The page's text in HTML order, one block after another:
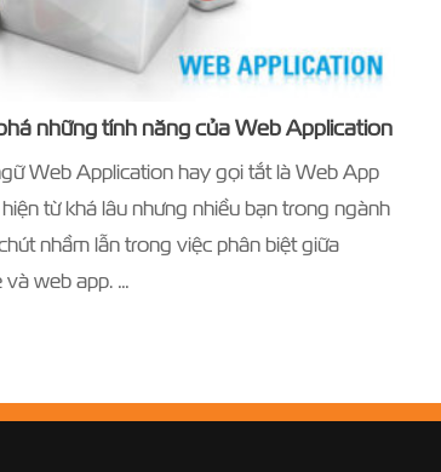
những tính năng của Web Application
Web Application hay gọi tắt là Web App
từ khá lâu nhưng nhiều bạn trong ngành
nhầm lẫn trong việc phân biệt giữa
web app. …